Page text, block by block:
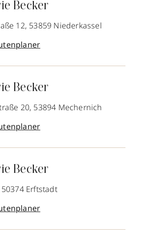
Becker
12, 53859 Niederkassel
Becker
20, 53894 Mechernich
Becker
50374 Erftstadt